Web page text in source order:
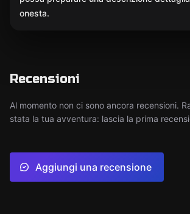
onesta.
Recensioni
Al momento non ci sono ancora recensioni.
stata la tua avventura: lascia la prima
Aggiungi una recensione